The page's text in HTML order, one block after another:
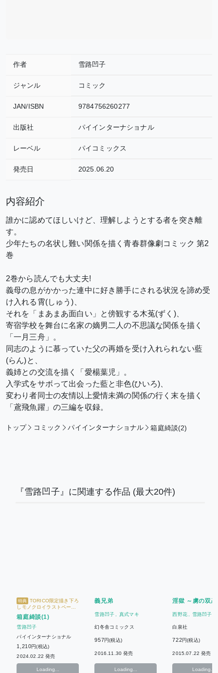
作者 雪路凹子
ジャンル コミック
JAN/ISBN 9784756260277
出版社 パイインターナショナル
レーベル パイコミックス
発売日 2025.06.20
内容紹介
誰かに認めてほしいけど、理解しようとする者を突き離
す。
少年たちの名状し難い関係を描く青春群像劇コミック 第2
巻
2巻から読んでも大丈夫!
義母の息がかかった連中に好き勝手にされる状況を諦め受
け入れる霄(しゅう)、
それを「まあまあ面白い」と傍観する木菟(ずく)、
寄宿学校を舞台に名家の嫡男二人の不思議な関係を描く
「一月三舟」。
同志のように慕っていた父の再婚を受け入れられない藍
(らん)と、
義姉との交流を描く「愛楊葉児」。
入学式をサボって出会った藍と非色(ひいろ)、
変わり者同士の友情以上愛情未満の関係の行く末を描く
「鳶飛魚躍」の三編を収録。
トップ コミック パイインターナショナル 箱庭綺談(2)
『雪路凹子』に関連する作品 (最大20件)
特典 TORICO限定描き下ろ
しモノクロイラストペーパ
箱庭綺談(1)
雪路凹子
パイインターナショナル
1,210円(税込)
2024.02.22 発売
Loading...
義兄弟
雪路凹子 真式マキ
幻冬舎コミックス
957円(税込)
2016.11.30 発売
Loading...
淫獄 ～虜の双
西野花 雪路凹子
白泉社
722円(税込)
2015.07.22 発売
Loading...